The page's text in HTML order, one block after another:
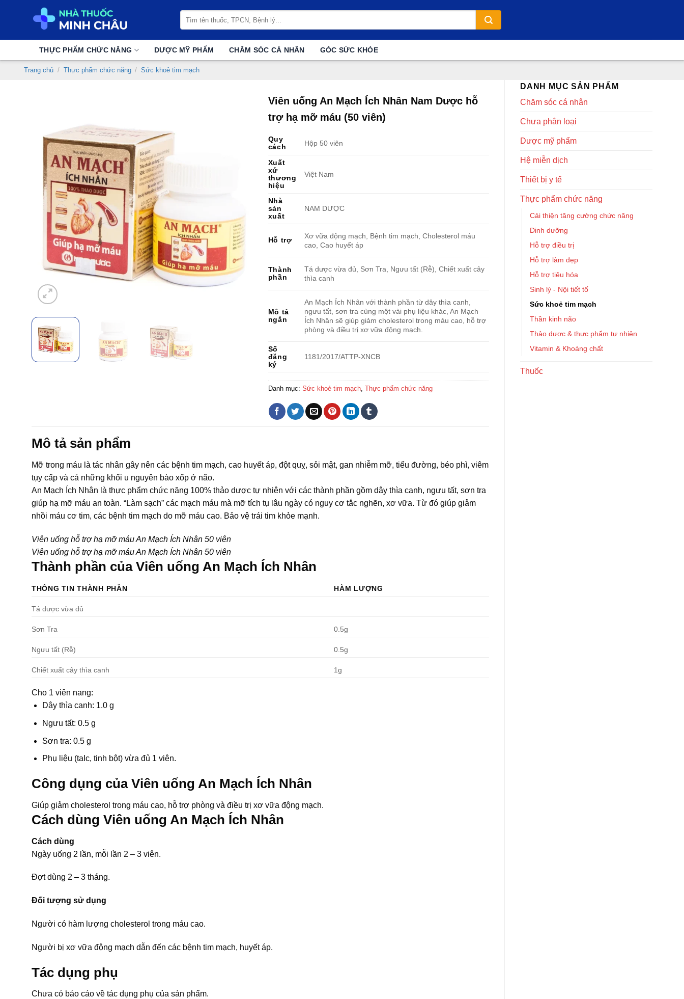
kiếm:
THỰC PHẨM CHỨC NĂNG DƯỢC MỸ PHẨM CHĂM SÓC CÁ NHÂN GÓC SỨC KHỎE
Trang chủ / Thực phẩm chức năng / Sức khoẻ tim mạch
DANH MỤC SẢN PHẨM
Chăm sóc cá nhân
Chưa phân loại
Dược mỹ phẩm
Hệ miễn dịch
Thiết bị y tế
Thực phẩm chức năng
Cải thiện tăng cường chức năng
Dinh dưỡng
Hỗ trợ điều trị
Hỗ trợ làm đẹp
Hỗ trợ tiêu hóa
Sinh lý - Nội tiết tố
Sức khoẻ tim mạch
Thần kinh não
Thảo dược & thực phẩm tự nhiên
Vitamin & Khoáng chất
Thuốc
Viên uống An Mạch Ích Nhân Nam Dược hỗ
trợ hạ mỡ máu (50 viên)
Quy
cách
Hộp 50 viên
Xuất
xứ
thương
hiệu
Việt Nam
Nhà
sản
xuất
NAM DƯỢC
Hỗ trợ
Xơ vữa động mạch, Bệnh tim mạch, Cholesterol máu
cao, Cao huyết áp
Thành
phần
Tá dược vừa đủ, Sơn Tra, Ngưu tất (Rễ), Chiết xuất cây
thìa canh
Mô tả
ngắn
An Mạch Ích Nhân với thành phần từ dây thìa canh,
ngưu tất, sơn tra cùng một vài phụ liệu khác, An Mạch
Ích Nhân sẽ giúp giảm cholesterol trong máu cao, hỗ trợ
phòng và điều trị xơ vữa động mạch.
Số
đăng
ký
1181/2017/ATTP-XNCB
Danh mục: Sức khoẻ tim mạch, Thực phẩm chức năng
Mô tả sản phẩm
Mỡ trong máu là tác nhân gây nên các bệnh tim mạch, cao huyết áp, đột quỵ, sỏi mật, gan nhiễm mỡ, tiểu đường, béo phì, viêm
tụy cấp và cả những khối u nguyên bào xốp ở não.
An Mạch Ích Nhân là thực phẩm chức năng 100% thảo dược tự nhiên với các thành phần gồm dây thìa canh, ngưu tất, sơn tra
giúp hạ mỡ máu an toàn. “Làm sạch” các mạch máu mà mỡ tích tụ lâu ngày có nguy cơ tắc nghẽn, xơ vữa. Từ đó giúp giảm
nhồi máu cơ tim, các bệnh tim mạch do mỡ máu cao. Bảo vệ trái tim khỏe mạnh.
Viên uống hỗ trợ hạ mỡ máu An Mạch Ích Nhân 50 viên
Viên uống hỗ trợ hạ mỡ máu An Mạch Ích Nhân 50 viên
Thành phần của Viên uống An Mạch Ích Nhân
THÔNG TIN THÀNH PHẦN HÀM LƯỢNG
Tá dược vừa đủ
Sơn Tra 0.5g
Ngưu tất (Rễ) 0.5g
Chiết xuất cây thìa canh 1g
Cho 1 viên nang:
Dây thìa canh: 1.0 g
Ngưu tất: 0.5 g
Sơn tra: 0.5 g
Phụ liệu (taIc, tinh bột) vừa đủ 1 viên.
Công dụng của Viên uống An Mạch Ích Nhân
Giúp giảm cholesterol trong máu cao, hỗ trợ phòng và điều trị xơ vữa động mạch.
Cách dùng Viên uống An Mạch Ích Nhân
Cách dùng
Ngày uống 2 lần, mỗi lần 2 – 3 viên.
Đợt dùng 2 – 3 tháng.
Đối tượng sử dụng
Người có hàm lượng cholesterol trong máu cao.
Người bị xơ vữa động mạch dẫn đến các bệnh tim mạch, huyết áp.
Tác dụng phụ
Chưa có báo cáo về tác dụng phụ của sản phẩm.